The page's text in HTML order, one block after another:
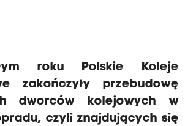
roku Polskie Koleje
zakończyły przebudowę
dworców kolejowych w
czyli znajdujących się